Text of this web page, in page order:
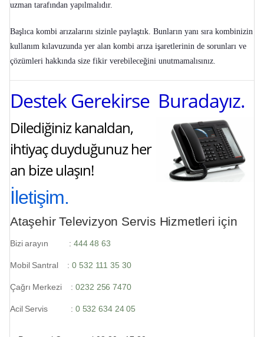
uzman tarafından yapılmalıdır.
Başlıca kombi arızalarını sizinle paylaştık. Bunların yanı sıra kombinizin
kullanım kılavuzunda yer alan kombi arıza işaretlerinin de sorunları ve
çözümleri hakkında size fikir verebileceğini unutmamalısınız.
Destek Gerekirse Buradayız.
Dilediğiniz kanaldan,
ihtiyaç duyduğunuz her
an bize ulaşın!
İletişim.
Ataşehir Televizyon Servis Hizmetleri için
Bizi arayın : 444 48 63
Mobil Santral :0 532 111 35 30
Çağrı Merkezi :0232 256 7470
Acil Servis : 0 532 634 24 05